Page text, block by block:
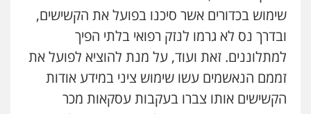
עו"ד עינב יתח
פלילי פשיעה חמורה עורכי דין לענייני
צבאי
0546364651
עו"ד מאור שגב
שימוש בכדורים אשר סיכנו בפועל את הקשישים,
ובדרך נס לא גרמו לנזק רפואי בלתי הפיך
למתלוננים. זאת ועוד, על מנת להוציא לפועל את
זממם הנאשמים עשו שימוש ציני במידע אודות
הקשישים אותו צברו בעקבות עסקאות מכר
עו"ד ראוף נג'אר
פלילי עורכי דין לענייני אסירים מעצרים
רכוש
0548009246
עו"ד איהאב ג'לג'ולי
פלילי מעצרים וחקירות עורכי דין לענייני
אסירים